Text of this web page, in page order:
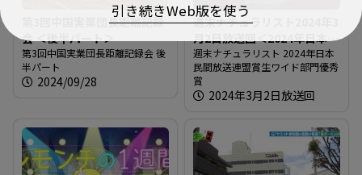
引き続きWeb版を使う
第3回中国実業団長距離記録
会 ＜後半パート＞
第3回中国実業団長距離記録会 後
半パート
2024/09/28
週末ナチュラリスト2024年3
月2日放送回＜2024年日本民
間放送連盟賞生ワイド部門
優秀賞＞
週末ナチュラリスト 2024年日本
民間放送連盟賞生ワイド部門優秀
賞
2024年3月2日放送回